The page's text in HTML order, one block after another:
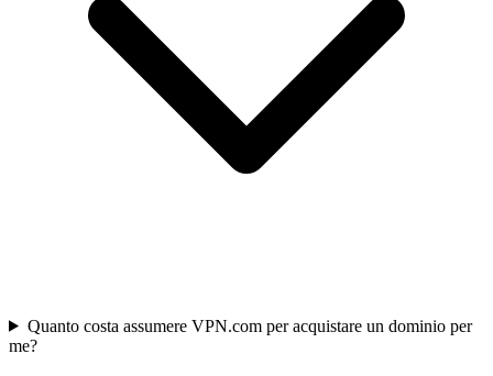
Quanto costa assumere VPN.com per acquistare un dominio per
me?